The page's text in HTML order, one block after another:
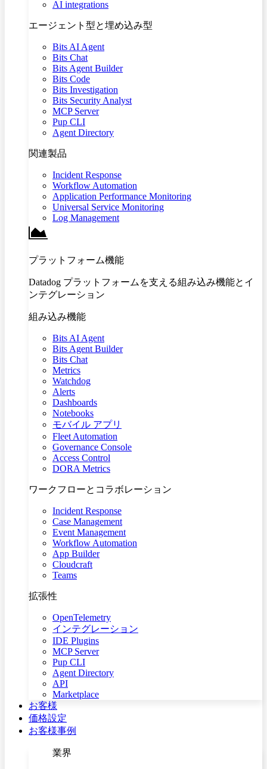
AI integrations
エージェント型と埋め込み型
Bits AI Agent
Bits Chat
Bits Agent Builder
Bits Code
Bits Investigation
Bits Security Analyst
MCP Server
Pup CLI
Agent Directory
関連製品
Incident Response
Workflow Automation
Application Performance Monitoring
Universal Service Monitoring
Log Management
プラットフォーム機能
Datadog プラットフォームを支える組み込み機能とイ
ンテグレーション
組み込み機能
Bits AI Agent
Bits Agent Builder
Bits Chat
Metrics
Watchdog
Alerts
Dashboards
Notebooks
モバイル アプリ
Fleet Automation
Governance Console
Access Control
DORA Metrics
ワークフローとコラボレーション
Incident Response
Case Management
Event Management
Workflow Automation
App Builder
Cloudcraft
Teams
拡張性
OpenTelemetry
インテグレーション
IDE Plugins
MCP Server
Pup CLI
Agent Directory
API
Marketplace
お客様
価格設定
お客様事例
業界